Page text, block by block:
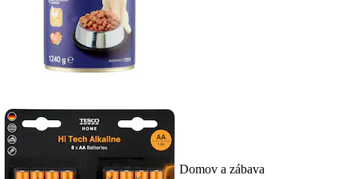
Domov a zábava